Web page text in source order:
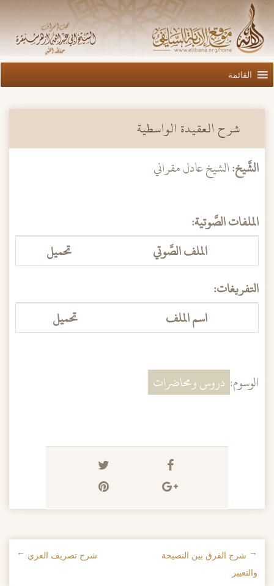
القائمة
شرح العقيدة الواسطية
الشَّيخ:الشيخ عادل مقراني
الملفات الصَّوتية:
الملف الصَّوتي
تحميل
التفريغات:
اسم الملف
تحميل
الوسوم: دروس ومحاضرات
تصفح الإدراجات
← شرح الفرق بين النصيحة
والتعيير
شرح تصريف العزي →